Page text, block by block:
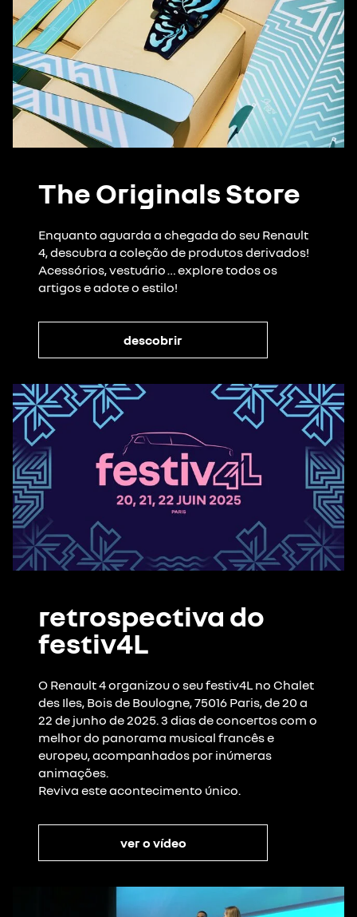
The Originals Store
Enquanto aguarda a chegada do seu Renault
4, descubra a coleção de produtos derivados!
Acessórios, vestuário … explore todos os
artigos e adote o estilo!
descobrir
retrospectiva do
festiv4L
O Renault 4 organizou o seu festiv4L no Chalet
des Iles, Bois de Boulogne, 75016 Paris, de 20 a
22 de junho de 2025. 3 dias de concertos com o
melhor do panorama musical francês e
europeu, acompanhados por inúmeras
animações.
Reviva este acontecimento único.
ver o vídeo